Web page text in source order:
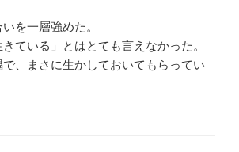
を一層強めた。
ている」とはとても言えなかった。
、まさに生かしておいてもらってい